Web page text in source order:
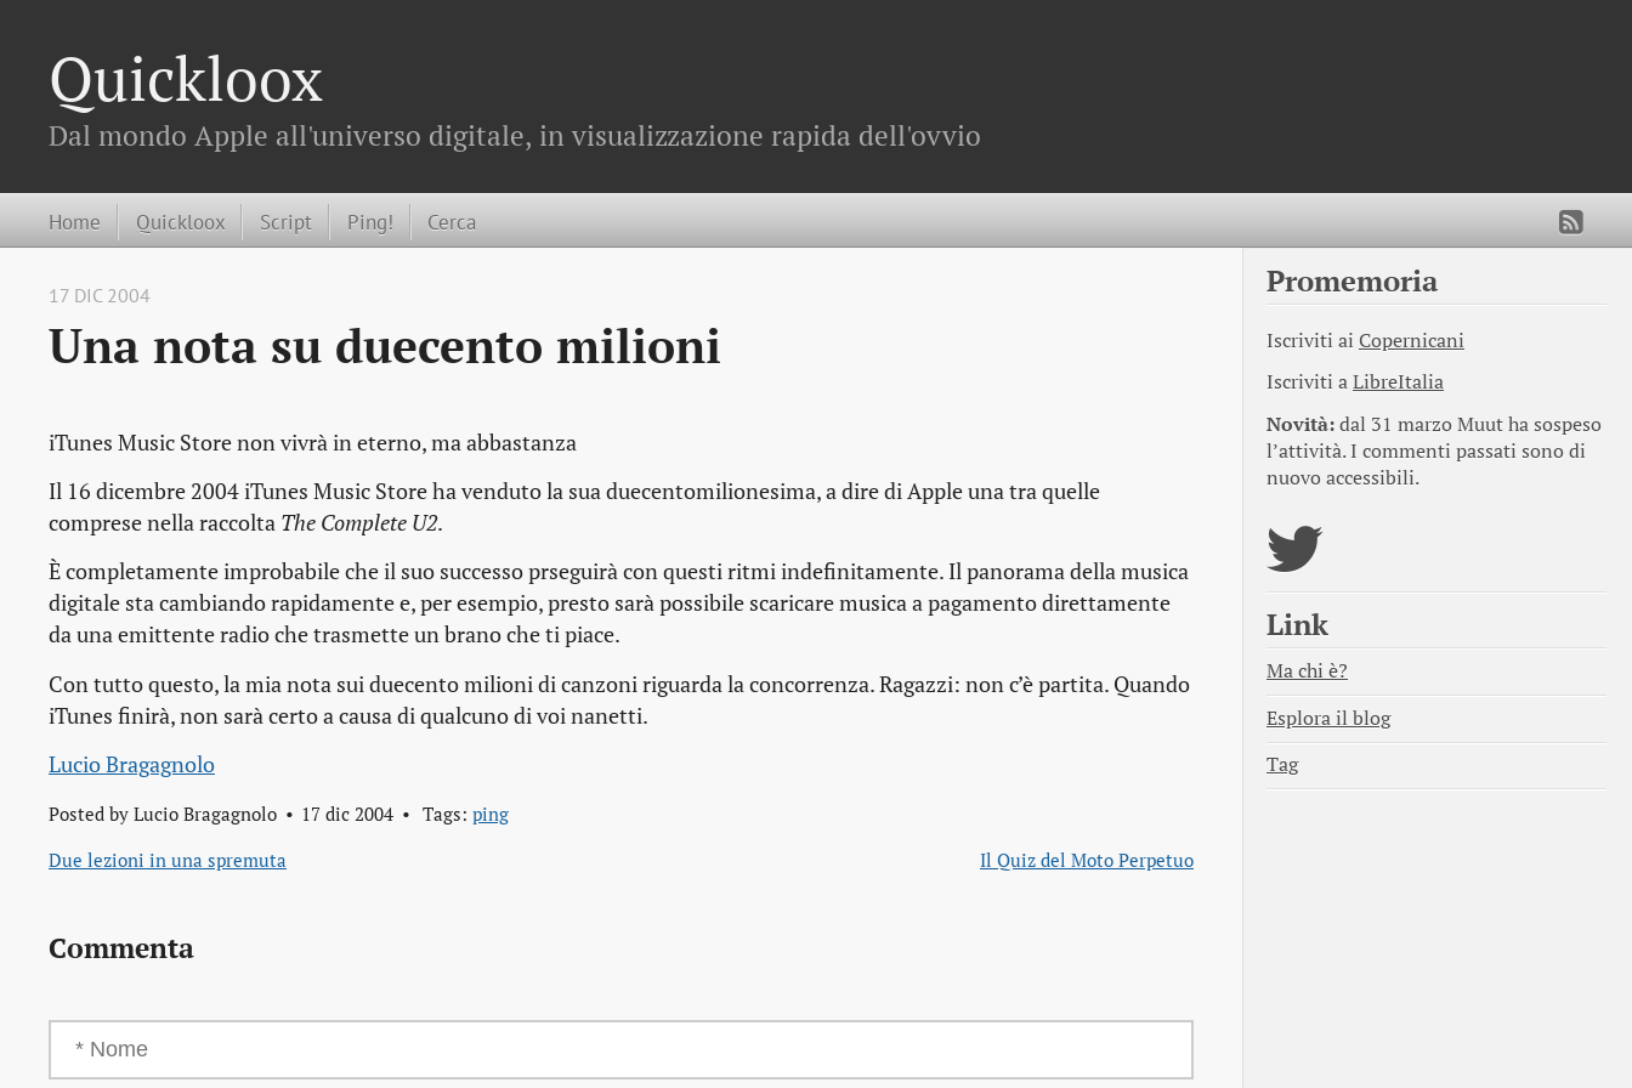
Quickloox
Dal mondo Apple all'universo digitale, in visualizzazione rapida dell'ovvio
Home Quickloox Script Ping! Cerca
17 DIC 2004
Una nota su duecento milioni
iTunes Music Store non vivrà in eterno, ma abbastanza
Il 16 dicembre 2004 iTunes Music Store ha venduto la sua duecentomilionesima, a dire di Apple una tra quelle
comprese nella raccolta The Complete U2.
È completamente improbabile che il suo successo prseguirà con questi ritmi indefinitamente. Il panorama della musica
digitale sta cambiando rapidamente e, per esempio, presto sarà possibile scaricare musica a pagamento direttamente
da una emittente radio che trasmette un brano che ti piace.
Con tutto questo, la mia nota sui duecento milioni di canzoni riguarda la concorrenza. Ragazzi: non c’è partita. Quando
iTunes finirà, non sarà certo a causa di qualcuno di voi nanetti.
Lucio Bragagnolo
Posted by Lucio Bragagnolo 17 dic 2004 Tags: ping
Due lezioni in una spremuta
Il Quiz del Moto Perpetuo
Commenta
Promemoria
Iscriviti ai Copernicani
Iscriviti aLibreItalia
Novità:dal 31 marzo Muut ha sospeso
l’attività. I commenti passati sono di
nuovo accessibili.
Link
Ma chi è?
Esplora il blog
Tag